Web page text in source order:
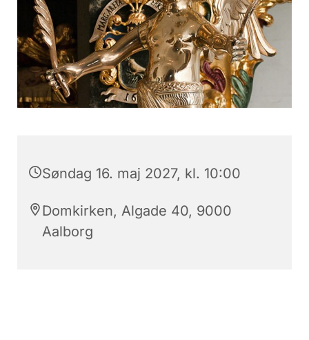
Søndag 16. maj 2027, kl. 10:00
Domkirken, Algade 40, 9000
Aalborg